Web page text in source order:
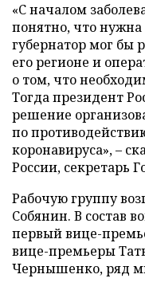
«С началом
понятно, что
губернатор мог бы
его регионе и
о том, что
Тогда президент
решение
по
коронавируса», –
России, секретарь
Рабочую группу
Собянин. В состав
первый вице-
вице-премьеры
Чернышенко, ряд